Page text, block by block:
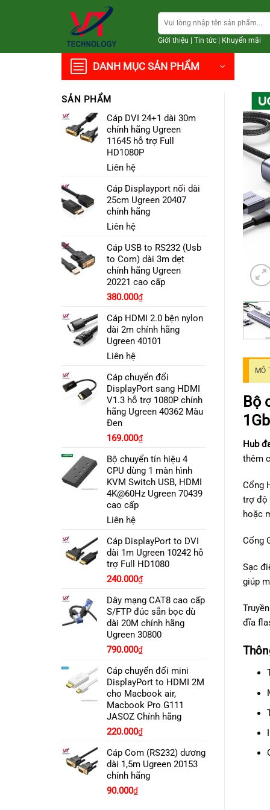
Tìm
kiếm:
Giới thiệu Tin tức| Khuyến mãi
DANH MỤC SẢN PHẨM
SẢN PHẨM
Cáp DVI 24+1 dài 30m
chính hãng Ugreen
11645 hỗ trợ Full
HD1080P
Liên hệ
Cáp Displayport nối dài
25cm Ugreen 20407
chính hãng
Liên hệ
Cáp USB to RS232 (Usb
to Com) dài 3m dẹt
chính hãng Ugreen
20221 cao cấp
380.000₫
Cáp HDMI 2.0 bện nylon
dài 2m chính hãng
Ugreen 40101
Liên hệ
Cáp chuyển đổi
DisplayPort sang HDMI
V1.3 hỗ trợ 1080P chính
hãng Ugreen 40362 Màu
Đen
169.000₫
Bộ chuyển tín hiệu 4
CPU dùng 1 màn hình
KVM Switch USB, HDMI
4K@60Hz Ugreen 70439
cao cấp
Liên hệ
Cáp DisplayPort to DVI
dài 1m Ugreen 10242 hỗ
trợ Full HD1080
240.000₫
Dây mạng CAT8 cao cấp
S/FTP đúc sẵn bọc dù
dài 20M chính hãng
Ugreen 30800
790.000₫
Cáp chuyển đổi mini
DisplayPort to HDMI 2M
cho Macbook air,
Macbook Pro G111
JASOZ Chính hãng
220.000₫
Cáp Com (RS232) dương
dài 1,5m Ugreen 20153
chính hãng
90.000₫
MÔ
Bộ
Hub
thêm
Cổng
trợ độ
hoặc
Cổng
Sạc
giúp
đĩa